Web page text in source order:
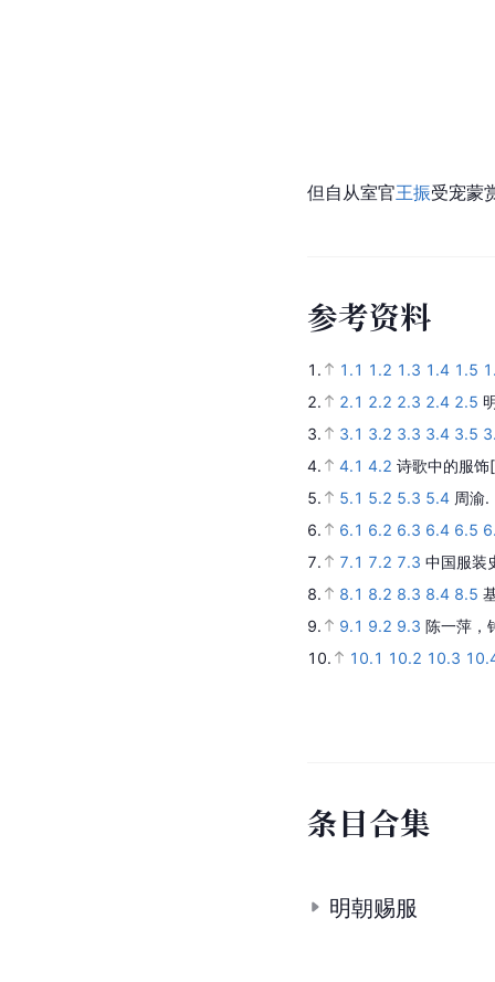
但自从室官王振受宠蒙
参考资料
1. 1.1 1.2 1.3 1.4 1.5
2.
2.1 2.2 2.3 2.4 2.5
3.
3.1 3.2 3.3 3.4 3.5
4.
4.1 4.2 诗歌中的服饰
5.
5.1 5.2 5.3 5.4 周渝.
6.
6.1 6.2 6.3 6.4 6.5
7.
7.1 7.2 7.3 中国服装
8.
8.1 8.2 8.3 8.4 8.5
9.
9.1 9.2 9.3 陈一萍，
10.
10.1 10.2 10.3
条目合集
明朝赐服